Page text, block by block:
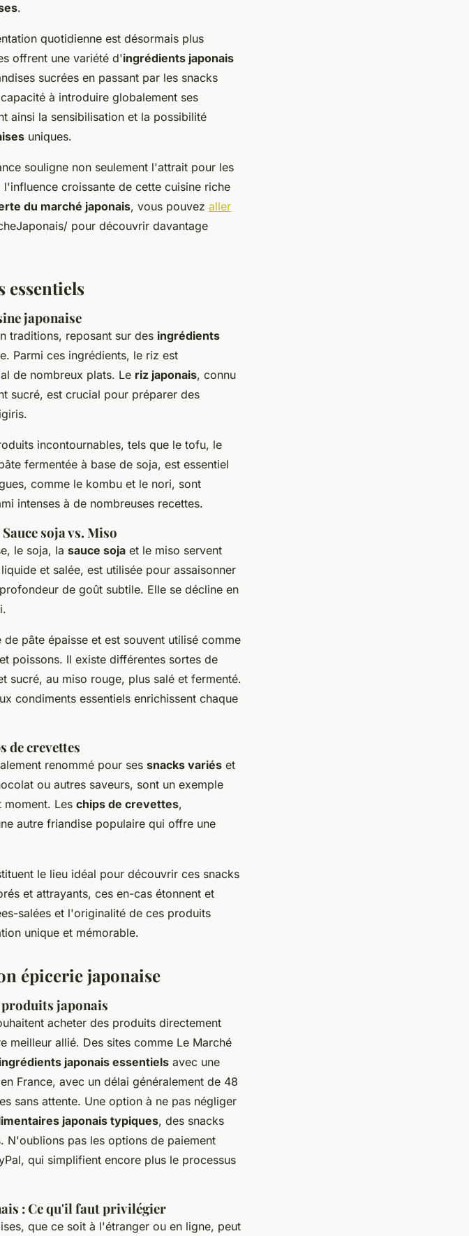
.
quotidienne est désormais plus
offrent une variété d'ingrédients japonais
sucrées en passant par les snacks
à introduire globalement ses
ainsi la sensibilisation et la possibilité
uniques.
souligne non seulement l'attrait pour les
l'influence croissante de cette cuisine riche
du marché japonais, vous pouvez aller
pour découvrir davantage
essentiels
japonaise
traditions, reposant sur des ingrédients
Parmi ces ingrédients, le riz est
de nombreux plats. Le riz japonais, connu
sucré, est crucial pour préparer des
incontournables, tels que le tofu, le
fermentée à base de soja, est essentiel
comme le kombu et le nori, sont
intenses à de nombreuses recettes.
soja vs. Miso
le soja, la sauce soja et le miso servent
et salée, est utilisée pour assaisonner
de goût subtile. Elle se décline en
pâte épaisse et est souvent utilisé comme
poissons. Il existe différentes sortes de
sucré, au miso rouge, plus salé et fermenté.
condiments essentiels enrichissent chaque
de crevettes
renommé pour ses snacks variés et
ou autres saveurs, sont un exemple
Les chips de crevettes,
autre friandise populaire qui offre une
le lieu idéal pour découvrir ces snacks
et attrayants, ces en-cas étonnent et
salées et l'originalité de ces produits
unique et mémorable.
épicerie japonaise
japonais
acheter des produits directement
meilleur allié. Des sites comme Le Marché
ingrédients japonais essentiels avec une
France, avec un délai généralement de 48
sans attente. Une option à ne pas négliger
japonais typiques, des snacks
N'oublions pas les options de paiement
qui simplifient encore plus le processus
: Ce qu'il faut privilégier
que ce soit à l'étranger ou en ligne, peut